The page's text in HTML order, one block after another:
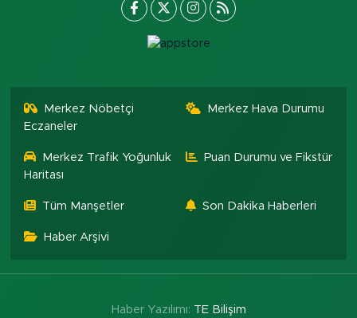
Merkez Nöbetçi
Eczaneler
Merkez Hava Durumu
Merkez Trafik Yoğunluk
Haritası
Puan Durumu ve Fikstür
Tüm Manşetler Son Dakika Haberleri
Haber Arşivi
Haber Yazılımı: TE Bilişim